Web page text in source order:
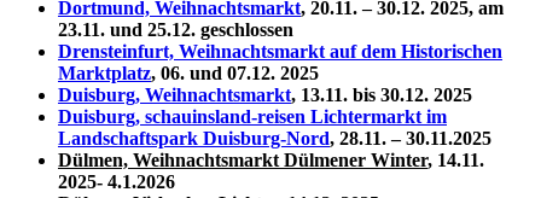
Dortmund, Weihnachtsmarkt, 20.11. – 30.12. 2025, am
23.11. und 25.12. geschlossen
Drensteinfurt, Weihnachtsmarkt auf dem Historischen
Marktplatz, 06. und 07.12. 2025
Duisburg, Weihnachtsmarkt, 13.11. bis 30.12. 2025
Duisburg, schauinsland-reisen Lichtermarkt im
Landschaftspark Duisburg-Nord, 28.11. – 30.11.2025
Dülmen, Weihnachtsmarkt Dülmener Winter, 14.11.
2025- 4.1.2026